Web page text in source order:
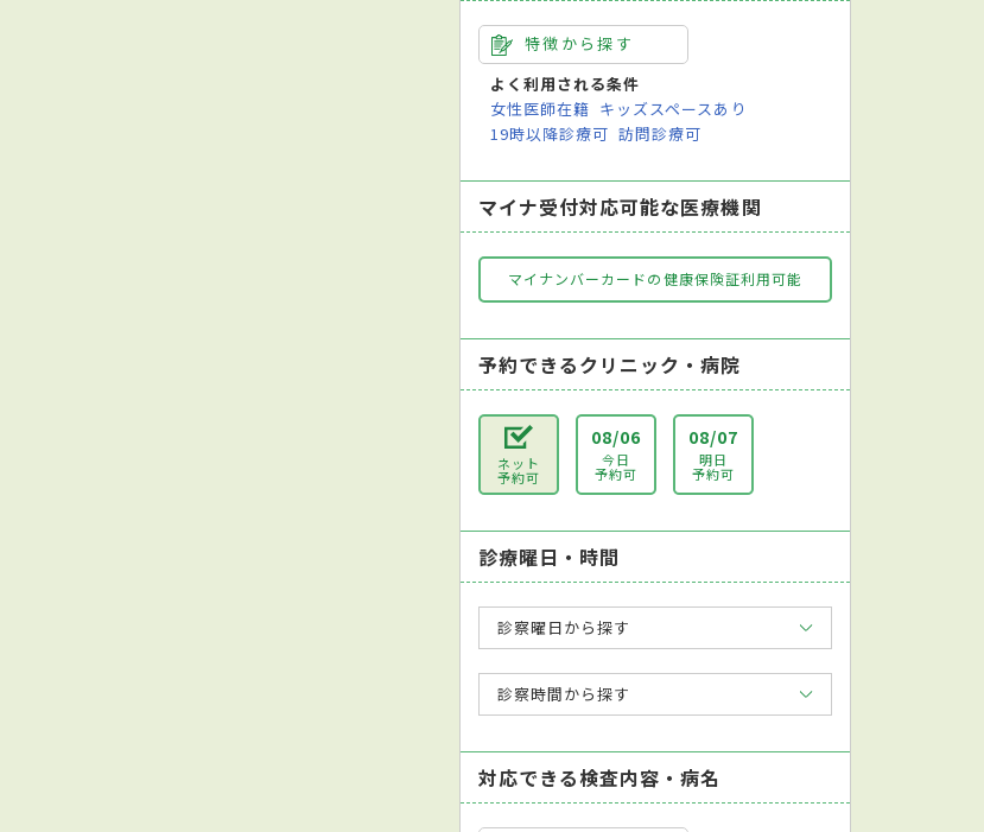
特徴から探す
よく利用される条件
女性医師在籍 キッズスペースあり
19時以降診療可 訪問診療可
マイナ受付対応可能な医療機関
マイナンバーカードの健康保険証利用可能
予約できるクリニック・病院
ネット
予約可
08/06
今日
予約可
08/07
明日
予約可
診療曜日・時間
診察曜日から探す
診察時間から探す
対応できる検査内容・病名